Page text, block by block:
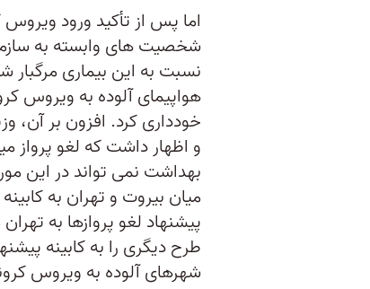
اما پس از تأکید ورود
شخصیت های وابسته به
نسبت به این بیماری مرگبار
هواپیمای آلوده به ویروس
خودداری کرد. افزون بر آن،
و اظهار داشت که لغو
بهداشت نمی تواند در این
میان بیروت و تهران به
پیشنهاد لغو پروازها به
طرح دیگری را به کابینه
شهرهای آلوده به ویروس